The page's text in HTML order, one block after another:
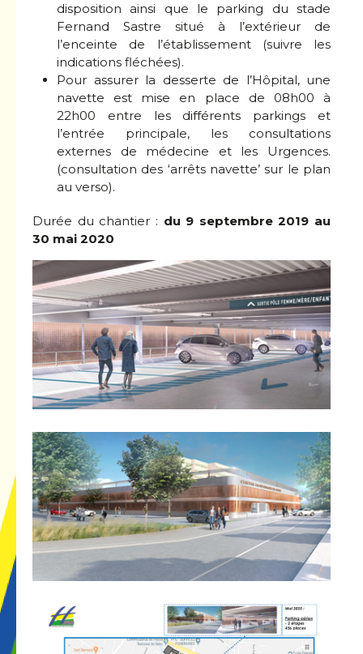
disposition ainsi que le parking du stade
Fernand Sastre situé à l’extérieur de
l’enceinte de l’établissement (suivre les
indications fléchées).
Pour assurer la desserte de l’Hôpital, une
navette est mise en place de 08h00 à
22h00 entre les différents parkings et
l’entrée principale, les consultations
externes de médecine et les Urgences.
(consultation des ‘arrêts navette’ sur le plan
au verso).
Durée du chantier : du 9 septembre 2019 au
30 mai 2020